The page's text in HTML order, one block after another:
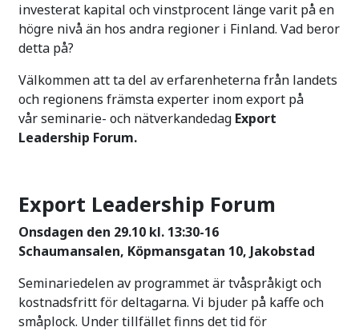
investerat kapital och vinstprocent länge varit på en
högre nivå än hos andra regioner i Finland. Vad beror
detta på?
Välkommen att ta del av erfarenheterna från landets
och regionens främsta experter inom export på
vår seminarie- och nätverkandedag Export
Leadership Forum.
Export Leadership Forum
Onsdagen den 29.10 kl. 13:30-16
Schaumansalen, Köpmansgatan 10, Jakobstad
Seminariedelen av programmet är tvåspråkigt och
kostnadsfritt för deltagarna. Vi bjuder på kaffe och
småplock. Under tillfället finns det tid för